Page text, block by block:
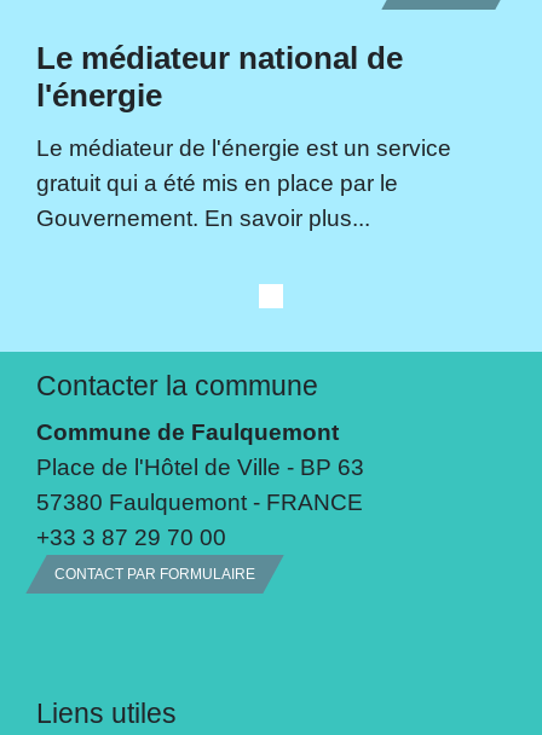
Le médiateur national de
l'énergie
Le médiateur de l'énergie est un service
gratuit qui a été mis en place par le
Gouvernement. En savoir plus...
Contacter la commune
Commune de Faulquemont
Place de l'Hôtel de Ville - BP 63
57380 Faulquemont - FRANCE
+33 3 87 29 70 00
CONTACT PAR FORMULAIRE
Liens utiles